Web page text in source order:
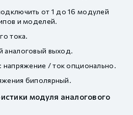
от 1 до 16 модулей
и моделей.
тока.
аналоговый выход.
напряжение / ток опционально.
биполярный.
модуля аналогового